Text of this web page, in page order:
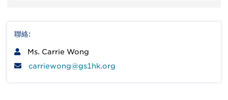
聯絡:
Ms. Carrie Wong
carriewong@gs1hk.org